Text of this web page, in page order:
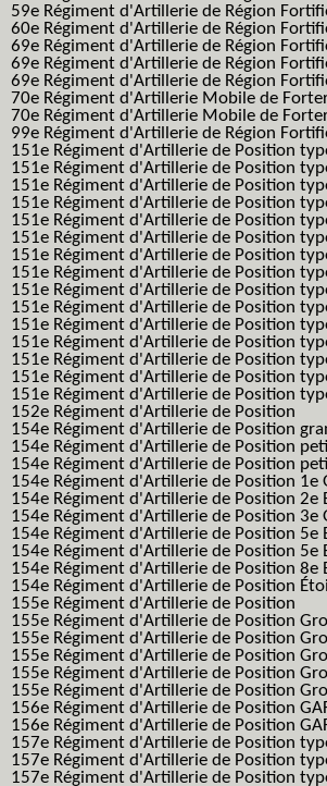
59e Régiment d'Artillerie de Région
60e Régiment d'Artillerie de Région
69e Régiment d'Artillerie de Région
69e Régiment d'Artillerie de Région
69e Régiment d'Artillerie de Région
70e Régiment d'Artillerie Mobile de
70e Régiment d'Artillerie Mobile de
99e Régiment d'Artillerie de Région
151e Régiment d'Artillerie de Position
151e Régiment d'Artillerie de Position
151e Régiment d'Artillerie de Position
151e Régiment d'Artillerie de Position
151e Régiment d'Artillerie de Position
151e Régiment d'Artillerie de Position
151e Régiment d'Artillerie de Position
151e Régiment d'Artillerie de Position
151e Régiment d'Artillerie de Position
151e Régiment d'Artillerie de Position
151e Régiment d'Artillerie de Position
151e Régiment d'Artillerie de Position
151e Régiment d'Artillerie de Position
151e Régiment d'Artillerie de Position
151e Régiment d'Artillerie de Position
152e Régiment d'Artillerie de Position
154e Régiment d'Artillerie de Position
154e Régiment d'Artillerie de Position
154e Régiment d'Artillerie de Position
154e Régiment d'Artillerie de Position 1e
154e Régiment d'Artillerie de Position 2e
154e Régiment d'Artillerie de Position 3e
154e Régiment d'Artillerie de Position 5e
154e Régiment d'Artillerie de Position 5e
154e Régiment d'Artillerie de Position 8e
154e Régiment d'Artillerie de Position
155e Régiment d'Artillerie de Position
155e Régiment d'Artillerie de Position
155e Régiment d'Artillerie de Position
155e Régiment d'Artillerie de Position
155e Régiment d'Artillerie de Position
155e Régiment d'Artillerie de Position
156e Régiment d'Artillerie de Position
156e Régiment d'Artillerie de Position
157e Régiment d'Artillerie de Position
157e Régiment d'Artillerie de Position
157e Régiment d'Artillerie de Position